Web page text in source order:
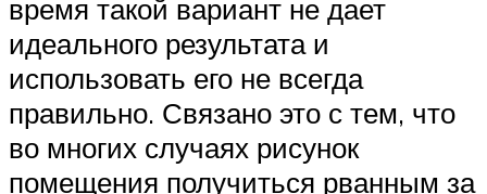
время такой вариант не дает
идеального результата и
использовать его не всегда
правильно. Связано это с тем, что
во многих случаях рисунок
помещения получиться рванным за